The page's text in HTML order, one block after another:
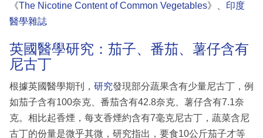
《The Nicotine Content of Common Vegetables》、 印度
醫學雜誌
英國醫學研究：茄子、番茄、薯仔含有
尼古丁
根據英國醫學期刊， 研究發現部分蔬果含有少量尼古丁，例
如茄子含有100奈克、番茄含有42.8奈克、薯仔含有7.1奈
克。相比起香煙，每支香煙約含有7毫克尼古丁，蔬菜含尼
古丁的份量是微乎其微，研究指出，要食10公斤茄子才等